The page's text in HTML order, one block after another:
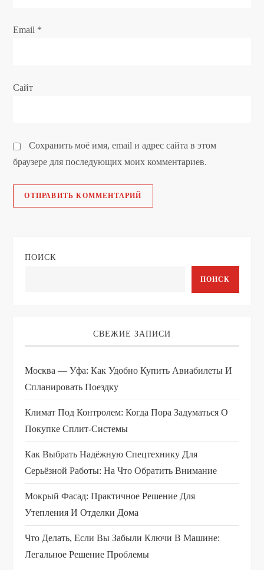
с
Email *
Сайт
Сохранить моё имя, email и адрес сайта в этом
браузере для последующих моих комментариев.
ПОИСК
ПОИСК
СВЕЖИЕ ЗАПИСИ
Москва — Уфа: Как Удобно Купить Авиабилеты И
Спланировать Поездку
Климат Под Контролем: Когда Пора Задуматься О
Покупке Сплит-Системы
Как Выбрать Надёжную Спецтехнику Для
Серьёзной Работы: На Что Обратить Внимание
Мокрый Фасад: Практичное Решение Для
Утепления И Отделки Дома
Что Делать, Если Вы Забыли Ключи В Машине:
Легальное Решение Проблемы